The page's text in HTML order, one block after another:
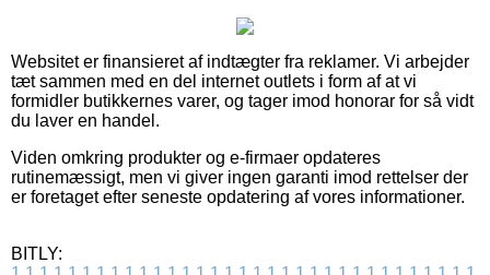
Websitet er finansieret af indtægter fra reklamer. Vi arbejder
tæt sammen med en del internet outlets i form af at vi
formidler butikkernes varer, og tager imod honorar for så vidt
du laver en handel.
Viden omkring produkter og e-firmaer opdateres
rutinemæssigt, men vi giver ingen garanti imod rettelser der
er foretaget efter seneste opdatering af vores informationer.
BITLY: